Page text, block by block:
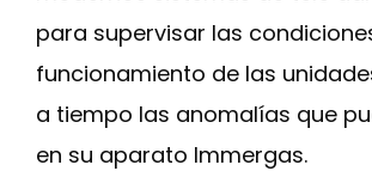
para supervisar las
funcionamiento de las
a tiempo las anomalías que
en su aparato Immergas.